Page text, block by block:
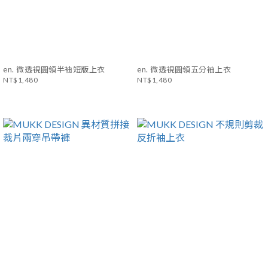
en. 微透視圓領半袖短版上衣
NT$1,480
en. 微透視圓領五分袖上衣
NT$1,480